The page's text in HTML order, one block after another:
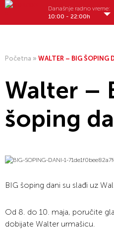
Današnje radno vreme:
10:00 - 22:00h
Početna » WALTER – BIG ŠOPING
Walter –
šoping
BIG šoping dani su slađi uz
Od 8. do 10. maja, poručite
dobijate Walter urmašicu.